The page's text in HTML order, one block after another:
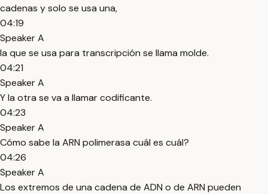
cadenas y solo se usa una,
04:19
Speaker A
la que se usa para transcripción se llama molde.
04:21
Speaker A
Y la otra se va a llamar codificante.
04:23
Speaker A
Cómo sabe la ARN polimerasa cuál es cuál?
04:26
Speaker A
Los extremos de una cadena de ADN o de ARN pueden